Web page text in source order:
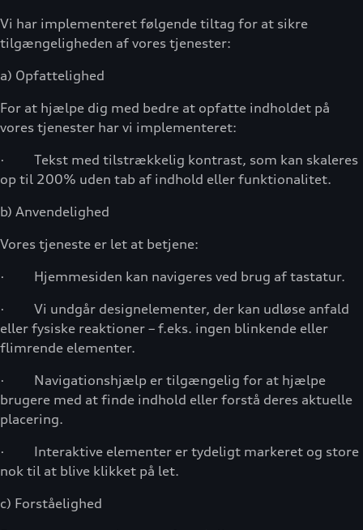
Vi har implementeret følgende tiltag for at sikre
tilgængeligheden af vores tjenester:
a) Opfattelighed
For at hjælpe dig med bedre at opfatte indholdet på
vores tjenester har vi implementeret:
· Tekst med tilstrækkelig kontrast, som kan skaleres
op til 200% uden tab af indhold eller funktionalitet.
b) Anvendelighed
Vores tjeneste er let at betjene:
· Hjemmesiden kan navigeres ved brug af tastatur.
· Vi undgår designelementer, der kan udløse anfald
eller fysiske reaktioner – f.eks. ingen blinkende eller
flimrende elementer.
· Navigationshjælp er tilgængelig for at hjælpe
brugere med at finde indhold eller forstå deres aktuelle
placering.
· Interaktive elementer er tydeligt markeret og store
nok til at blive klikket på let.
c) Forståelighed